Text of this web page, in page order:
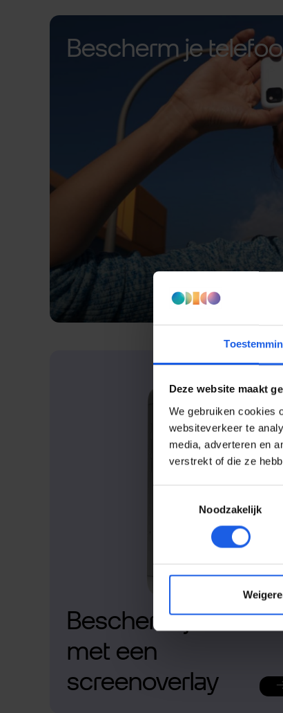
Deze website maakt
We gebruiken cookies
websiteverkeer te
media, adverteren en
verstrekt of die ze
Noodzakelijk
Bescherm je
Bescherm je
met een
screenoverlay